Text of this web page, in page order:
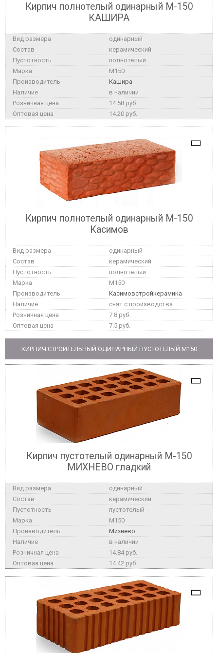
Кирпич полнотелый одинарный М-150
КАШИРА
одинарный
керамический
полнотелый
M150
Кашира
в наличии
14.58 руб.
14.20 руб.
Кирпич полнотелый одинарный М-150
Касимов
одинарный
керамический
полнотелый
M150
Касимовстройкерамика
снят с производства
7.8 руб.
7.5 руб.
КИРПИЧ СТРОИТЕЛЬНЫЙ ОДИНАРНЫЙ ПУСТОТЕЛЫЙ M150
Кирпич пустотелый одинарный М-150
МИХНЕВО гладкий
одинарный
керамический
пустотелый
M150
Михнево
в наличии
14.84 руб.
14.42 руб.